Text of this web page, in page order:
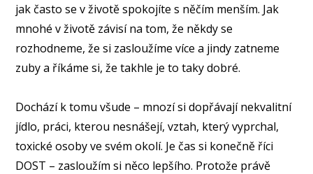
jak často se v životě spokojíte s něčím menším. Jak
mnohé v životě závisí na tom, že někdy se
rozhodneme, že si zasloužíme více a jindy zatneme
zuby a říkáme si, že takhle je to taky dobré.
Dochází k tomu všude – mnozí si dopřávají nekvalitní
jídlo, práci, kterou nesnášejí, vztah, který vyprchal,
toxické osoby ve svém okolí. Je čas si konečně říci
DOST – zasloužím si něco lepšího. Protože právě